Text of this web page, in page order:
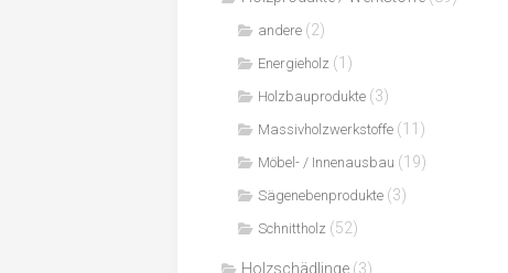
andere (2)
Energieholz (1)
Holzbauprodukte (3)
Massivholzwerkstoffe (11)
Möbel- / Innenausbau (19)
Sägenebenprodukte (3)
Schnittholz (52)
Holzschädlinge (3)